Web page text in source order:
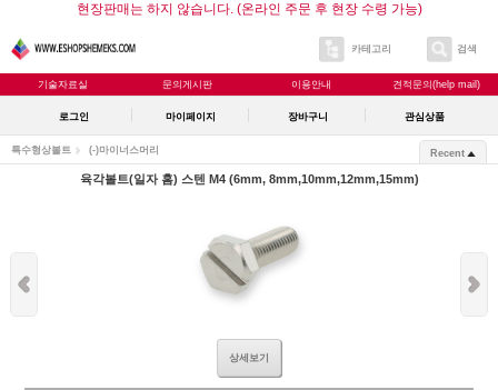
현장판매는 하지 않습니다. (온라인 주문 후 현장 수령 가능)
카테고리 검색
기술자료실 문의게시판 이용안내 견적문의(help mail)
로그인 마이페이지 장바구니 관심상품
특수형상볼트 (-)마이너스머리 Recent
육각볼트(일자 홈) 스텐 M4 (6mm, 8mm,10mm,12mm,15mm)
상세보기